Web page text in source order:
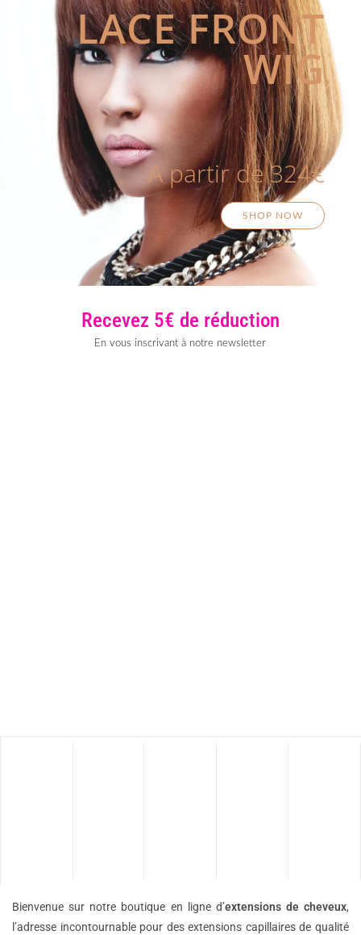
LACE FRONT
WIG
A partir de 324€
SHOP NOW
Recevez 5€ de réduction
En vous inscrivant à notre newsletter
Bienvenue sur notre boutique en ligne d’extensions decheveux,
l’adresse incontournable pour des extensions capillaires de qualité